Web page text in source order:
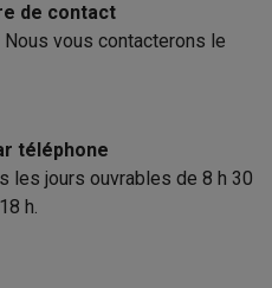
de contact
vous contacterons le
téléphone
les jours ouvrables de 8 h 30
h.